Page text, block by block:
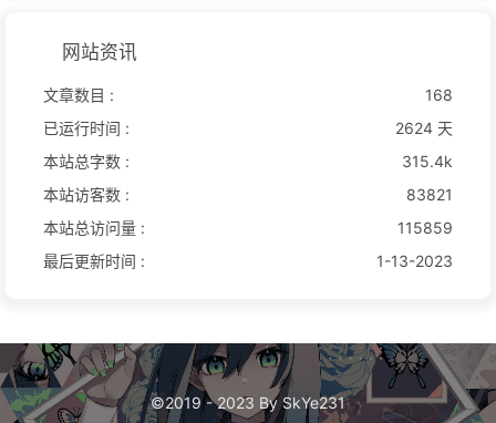
网站资讯
文章数目 :
168
已运行时间 :
2624 天
本站总字数 :
315.4k
本站访客数 :
83821
本站总访问量 :
115859
最后更新时间 :
1-13-2023
©2019 - 2023 By SkYe231